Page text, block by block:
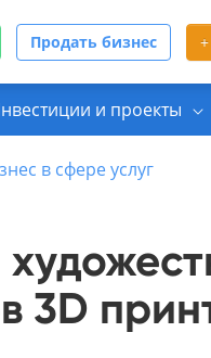
Продать бизнес
и проекты
в сфере услуг
3D